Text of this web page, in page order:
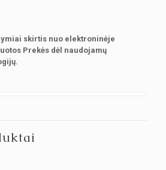
skirtis nuo elektroninėje
Prekės dėl naudojamų